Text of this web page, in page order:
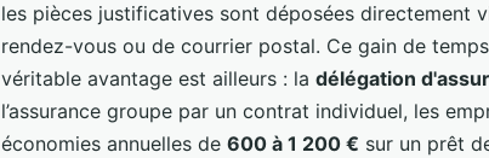
les pièces justificatives sont déposées directement
rendez-vous ou de courrier postal. Ce gain de
véritable avantage est ailleurs : la délégation
l’assurance groupe par un contrat individuel, les
économies annuelles de 600 à 1 200 € sur un prêt